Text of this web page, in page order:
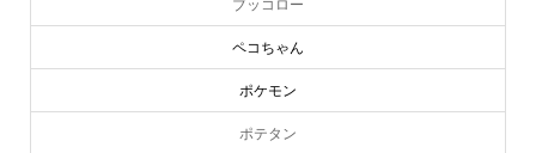
ブッコロー
ペコちゃん
ポケモン
ポテタン